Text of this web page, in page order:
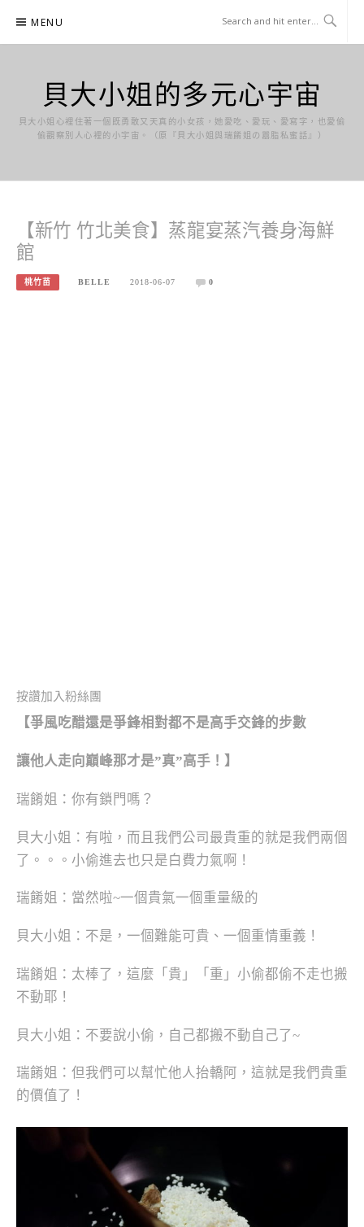
content
MENU
貝大小姐的多元心宇宙
貝大小姐心裡住著一個既勇敢又天真的小女孩，她愛吃、愛玩、愛寫字，也愛偷
偷觀察別人心裡的小宇宙。（原『貝大小姐與瑞餚姐の囂脂私蜜話』）
【新竹 竹北美食】蒸龍宴蒸汽養身海鮮
館
桃竹苗 BELLE 2018-06-07 0
按讚加入粉絲團
【爭風吃醋還是爭鋒相對都不是高手交鋒的步數
讓他人走向巔峰那才是”真”高手！】
瑞餚姐：你有鎖門嗎？
貝大小姐：有啦，而且我們公司最貴重的就是我們兩個
了。。。小偷進去也只是白費力氣啊！
瑞餚姐：當然啦~一個貴氣一個重量級的
貝大小姐：不是，一個難能可貴、一個重情重義！
瑞餚姐：太棒了，這麼「貴」「重」小偷都偷不走也搬
不動耶！
貝大小姐：不要說小偷，自己都搬不動自己了~
瑞餚姐：但我們可以幫忙他人抬轎阿，這就是我們貴重
的價值了！